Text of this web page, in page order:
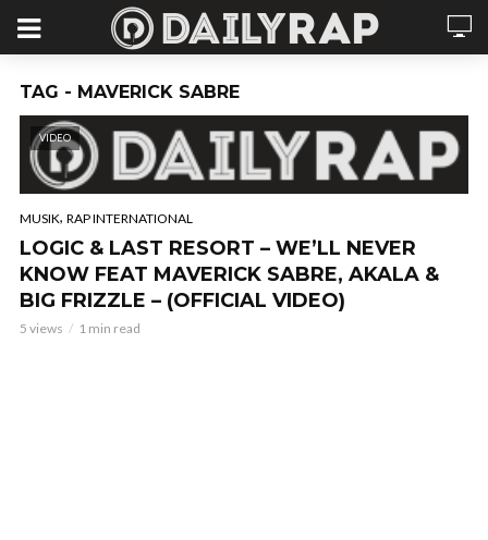
TAG - MAVERICK SABRE
VIDEO
MUSIK, RAP INTERNATIONAL
LOGIC & LAST RESORT – WE’LL NEVER
KNOW FEAT MAVERICK SABRE, AKALA &
BIG FRIZZLE – (OFFICIAL VIDEO)
5 views 1 min read